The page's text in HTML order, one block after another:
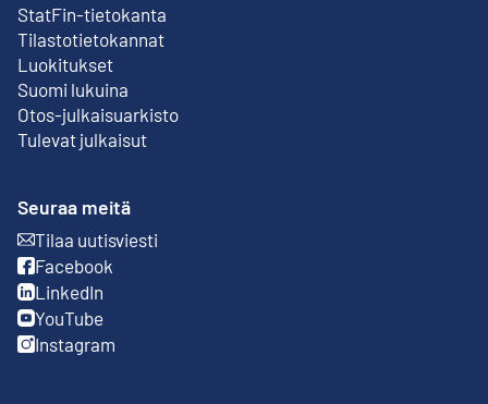
StatFin-tietokanta
Ulkoinen linkki
Tilastotietokannat
Luokitukset
Suomi lukuina
Otos-julkaisuarkisto
Ulkoinen linkki
Tulevat julkaisut
Seuraa meitä
Tilaa uutisviesti
Ulkoinen linkki
Facebook
Ulkoinen linkki
LinkedIn
Ulkoinen linkki
YouTube
Ulkoinen linkki
Instagram
Ulkoinen linkki